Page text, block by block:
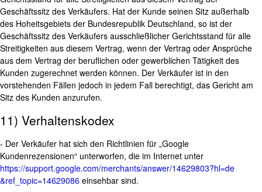
Geschäftssitz des Verkäufers. Hat der Kunde seinen Sitz außerhalb
des Hoheitsgebiets der Bundesrepublik Deutschland, so ist der
Geschäftssitz des Verkäufers ausschließlicher Gerichtsstand für alle
Streitigkeiten aus diesem Vertrag, wenn der Vertrag oder Ansprüche
aus dem Vertrag der beruflichen oder gewerblichen Tätigkeit des
Kunden zugerechnet werden können. Der Verkäufer ist in den
vorstehenden Fällen jedoch in jedem Fall berechtigt, das Gericht am
Sitz des Kunden anzurufen.
11) Verhaltenskodex
- Der Verkäufer hat sich den Richtlinien für „Google
Kundenrezensionen“ unterworfen, die im Internet unter
https://support.google.com/merchants/answer/14629803?hl=de
&ref_topic=14629086 einsehbar sind.